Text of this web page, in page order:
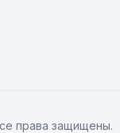
права защищены.